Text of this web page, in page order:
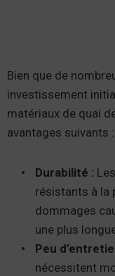
Bien que de
investissement
matériaux de quai
avantages suivants :
Durabilité :
résistants à la
dommages
une plus
Peu
nécessitent